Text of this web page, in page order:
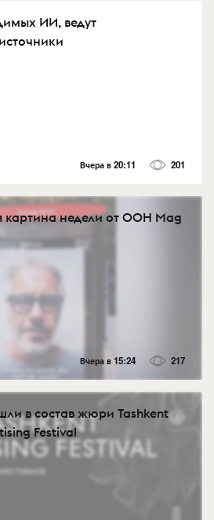
ИИ, ведут
Вчера в 20:11 201
недели от OOH Mag
Вчера в 15:24 217
в состав жюри Tashkent
Festival